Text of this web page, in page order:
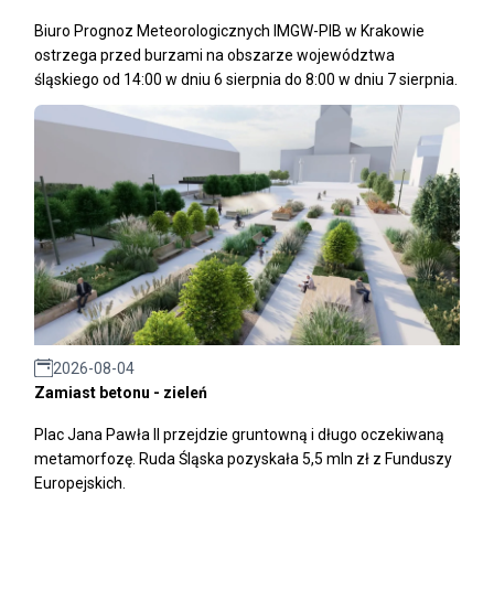
Biuro Prognoz Meteorologicznych IMGW-PIB w Krakowie
ostrzega przed burzami na obszarze województwa
śląskiego od 14:00 w dniu 6 sierpnia do 8:00 w dniu 7 sierpnia.
2026-08-04
Zamiast betonu - zieleń
Plac Jana Pawła II przejdzie gruntowną i długo oczekiwaną
metamorfozę. Ruda Śląska pozyskała 5,5 mln zł z Funduszy
Europejskich.